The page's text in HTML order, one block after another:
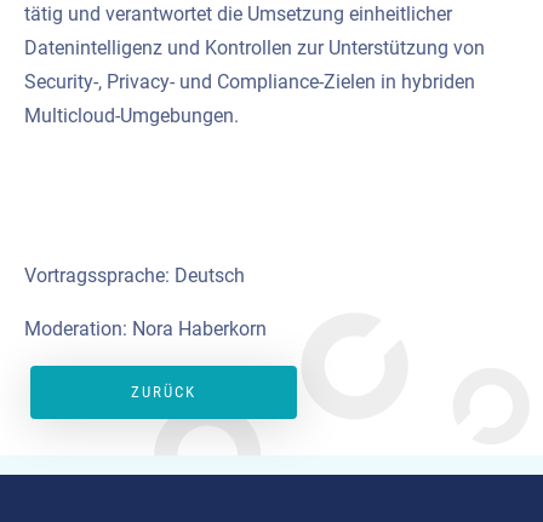
tätig und verantwortet die Umsetzung einheitlicher
Datenintelligenz und Kontrollen zur Unterstützung von
Security-, Privacy- und Compliance-Zielen in hybriden
Multicloud-Umgebungen.
Vortragssprache: Deutsch
Moderation: Nora Haberkorn
ZURÜCK